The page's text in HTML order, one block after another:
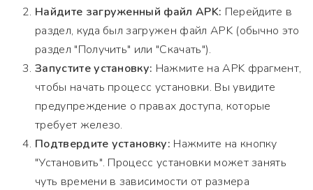
Найдите загруженный файл APK: Перейдите в
раздел, куда был загружен файл APK (обычно это
раздел "Получить" или "Скачать").
Запустите установку: Нажмите на APK фрагмент,
чтобы начать процесс установки. Вы увидите
предупреждение о правах доступа, которые
требует железо.
Подтвердите установку: Нажмите на кнопку
"Установить". Процесс установки может занять
чуть времени в зависимости от размера